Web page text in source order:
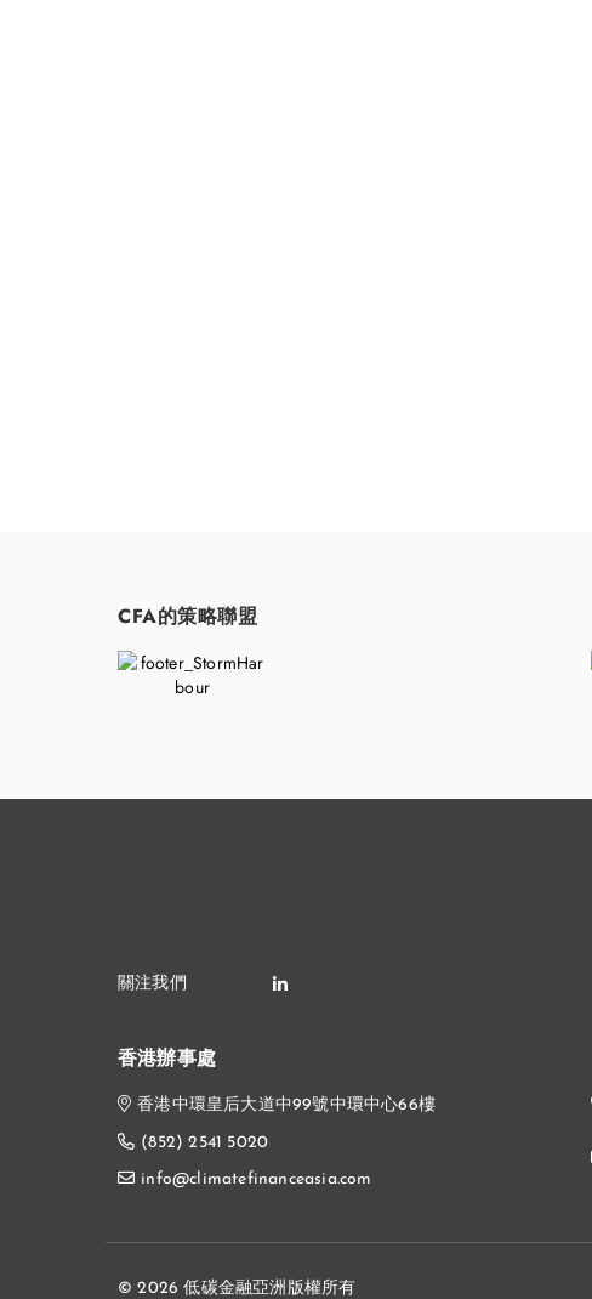
CFA的策略聯盟
香港辦事處
香港中環皇后大道中99號中環中心66樓
(852) 2541 5020
info@climatefinanceasia.com
© 2026 低碳金融亞洲版權所有